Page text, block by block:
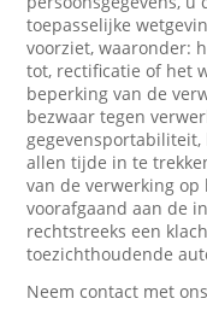
toepasselijke
voorziet, waaronder:
tot, rectificatie of het
beperking van de
bezwaar tegen
allen tijde in te
van de verwerking
voorafgaand aan de
rechtstreeks een
toezichthoudende
Neem contact met